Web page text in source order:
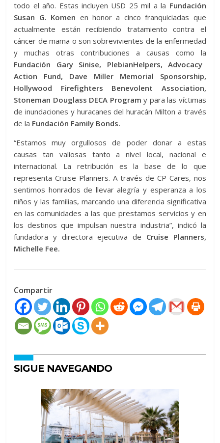
todo el año. Estas incluyen USD 25 mil a la Fundación
Susan G. Komen en honor a cinco franquiciadas que
actualmente están recibiendo tratamiento contra el
cáncer de mama o son sobrevivientes de la enfermedad
y muchas otras contribuciones a causas como la
Fundación Gary Sinise, PlebianHelpers, Advocacy
Action Fund, Dave Miller Memorial Sponsorship,
Hollywood Firefighters Benevolent Association,
Stoneman Douglass DECA Program y para las víctimas
de inundaciones y huracanes del huracán Milton a través
de la Fundación Family Bonds.
“Estamos muy orgullosos de poder donar a estas
causas tan valiosas tanto a nivel local, nacional e
internacional. La retribución es la base de lo que
representa Cruise Planners. A través de CP Cares, nos
sentimos honrados de llevar alegría y esperanza a los
niños y las familias, marcando una diferencia significativa
en las comunidades a las que prestamos servicios y en
los destinos que impulsan nuestra industria”, indicó la
fundadora y directora ejecutiva de Cruise Planners,
Michelle Fee.
Compartir
SIGUE NAVEGANDO